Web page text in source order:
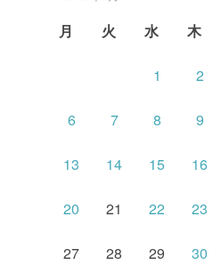
月 火 水 木
1 2
6 7 8 9
13 14 15 16
20 21 22 23
27 28 29 30